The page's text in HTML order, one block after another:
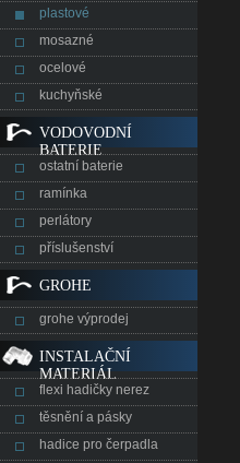
plastové
mosazné
ocelové
kuchyňské
VODOVODNÍ
BATERIE
ostatní baterie
ramínka
perlátory
příslušenství
GROHE
grohe výprodej
INSTALAČNÍ
MATERIÁL
flexi hadičky nerez
těsnění a pásky
hadice pro čerpadla